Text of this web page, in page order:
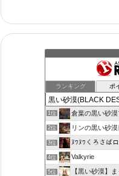
ランキング ポ
1位 倉葉の黒い砂
2位 リンの黒い砂
3位 ﾇﾜﾇﾜくろさば
4位 Valkyrie
5位 【黒い砂漠】まっ